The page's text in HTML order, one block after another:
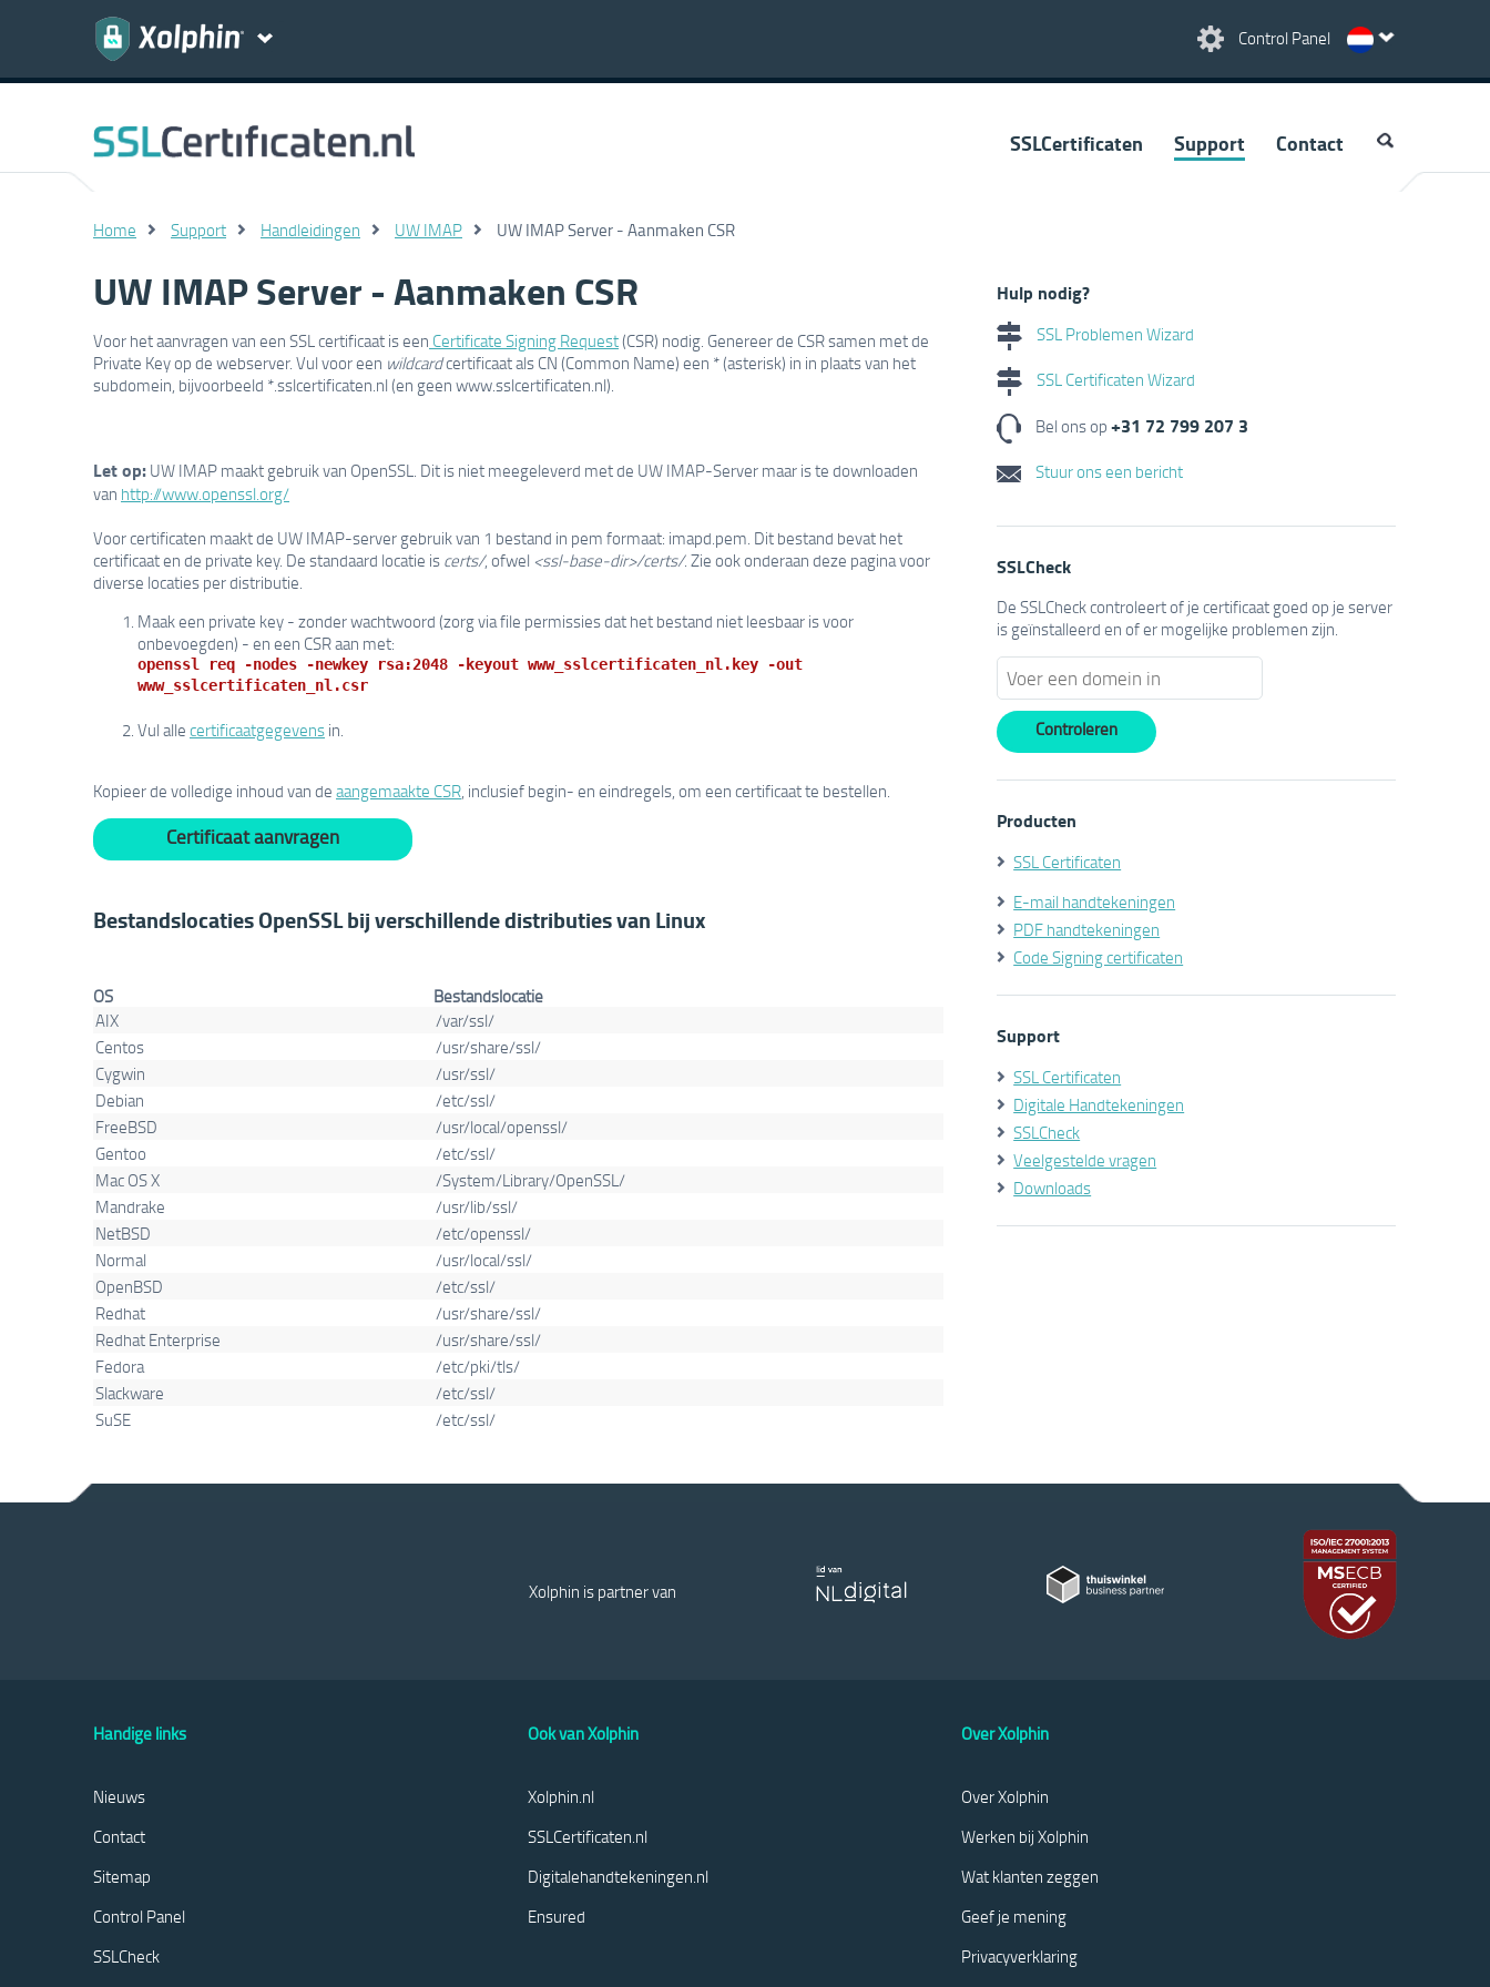
Control Panel
SSLCertificaten Support Contact
Home Support Handleidingen UW IMAP UW IMAP Server - Aanmaken CSR
UW IMAP Server - Aanmaken CSR
Voor het aanvragen van een SSL certificaat is een Certificate Signing Request(CSR) nodig. Genereer de CSR samen met de
Private Key op de webserver. Vul voor een wildcardcertificaat als CN (Common Name) een * (asterisk) in in plaats van het
subdomein, bijvoorbeeld *.sslcertificaten.nl (en geen www.sslcertificaten.nl).
Let op: UW IMAP maakt gebruik van OpenSSL. Dit is niet meegeleverd met de UW IMAP-Server maar is te downloaden
van http://www.openssl.org/
Voor certificaten maakt de UW IMAP-server gebruik van 1 bestand in pem formaat: imapd.pem. Dit bestand bevat het
certificaat en de private key. De standaard locatie is certs/, ofwel <ssl-base-dir>/certs/. Zie ook onderaan deze pagina voor
diverse locaties per distributie.
Maak een private key - zonder wachtwoord (zorg via file permissies dat het bestand niet leesbaar is voor
onbevoegden) - en een CSR aan met:
openssl req -nodes -newkey rsa:2048 -keyout www_sslcertificaten_nl.key -out
www_sslcertificaten_nl.csr
Vul alle certificaatgegevens in.
Kopieer de volledige inhoud van de aangemaakte CSR, inclusief begin- en eindregels, om een certificaat te bestellen.
Certificaat aanvragen
Bestandslocaties OpenSSL bij verschillende distributies van Linux
OS
Bestandslocatie
AIX
/var/ssl/
Centos
/usr/share/ssl/
Cygwin
/usr/ssl/
Debian
/etc/ssl/
FreeBSD
/usr/local/openssl/
Gentoo
/etc/ssl/
Mac OS X
/System/Library/OpenSSL/
Mandrake
/usr/lib/ssl/
NetBSD
/etc/openssl/
Normal
/usr/local/ssl/
OpenBSD
/etc/ssl/
Redhat
/usr/share/ssl/
Redhat Enterprise
/usr/share/ssl/
Fedora
/etc/pki/tls/
Slackware
/etc/ssl/
SuSE
/etc/ssl/
Hulp nodig?
SSL Problemen Wizard
SSL Certificaten Wizard
Bel ons op+31 72 799 207 3
Stuur ons een bericht
SSLCheck
De SSLCheck controleert of je certificaat goed op je server
is geïnstalleerd en of er mogelijke problemen zijn.
Producten
SSL Certificaten
E-mail handtekeningen
PDF handtekeningen
Code Signing certificaten
Support
SSL Certificaten
Digitale Handtekeningen
SSLCheck
Veelgestelde vragen
Downloads
Xolphin is partner van
Handige links
Nieuws
Contact
Sitemap
Control Panel
SSLCheck
Ook van Xolphin
Xolphin.nl
SSLCertificaten.nl
Digitalehandtekeningen.nl
Ensured
Over Xolphin
Over Xolphin
Werken bij Xolphin
Wat klanten zeggen
Geef je mening
Privacyverklaring